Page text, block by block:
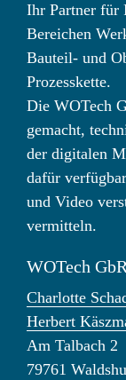
Ihr Partner für
Bereichen
Bauteil- und
Prozesskette.
Die WOTech
gemacht,
der digitalen
dafür
und Video
vermitteln.
WOTech GbR
Charlotte
Herbert
Am Talbach 2
79761